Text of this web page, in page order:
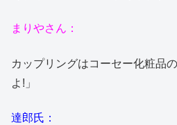
まりやさん：
カップリングはコーセー化粧品
よ!」
達郎氏：